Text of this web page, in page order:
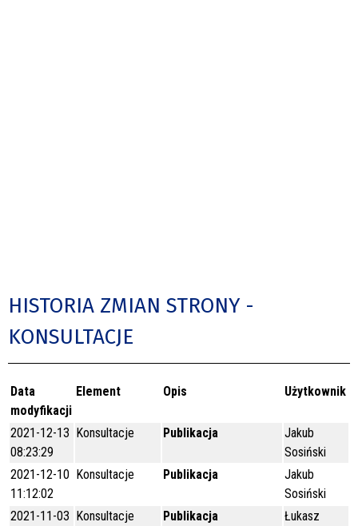
HISTORIA ZMIAN STRONY -
KONSULTACJE
Data
modyfikacji
Element Opis Użytkownik
2021-12-13
08:23:29
Konsultacje Publikacja
Jakub
Sosiński
2021-12-10
11:12:02
Konsultacje Publikacja
Jakub
Sosiński
2021-11-03 Konsultacje Publikacja
Łukasz